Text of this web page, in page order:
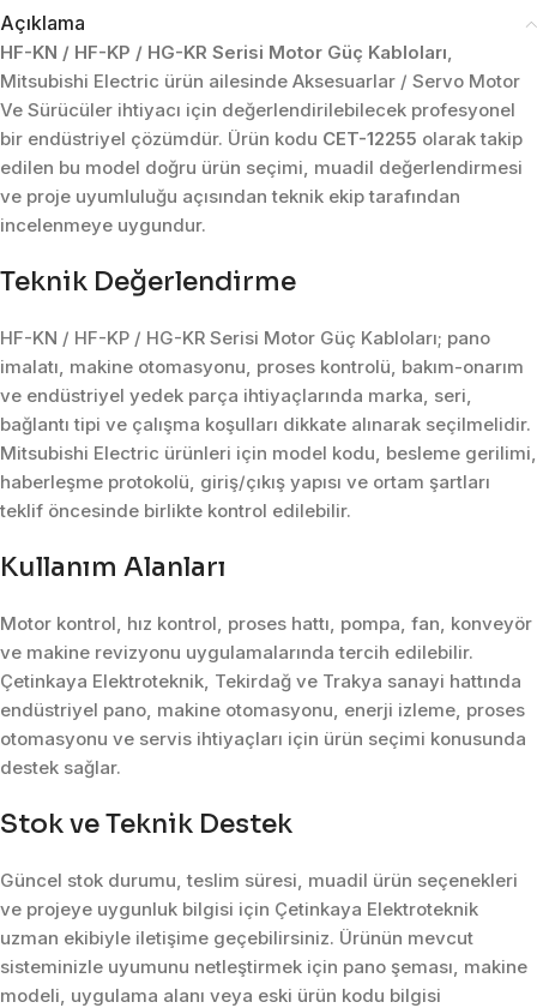
Açıklama
HF-KN / HF-KP / HG-KR Serisi Motor Güç Kabloları,
Mitsubishi Electric ürün ailesinde Aksesuarlar / Servo Motor
Ve Sürücüler ihtiyacı için değerlendirilebilecek profesyonel
bir endüstriyel çözümdür. Ürün kodu CET-12255 olarak takip
edilen bu model doğru ürün seçimi, muadil değerlendirmesi
ve proje uyumluluğu açısından teknik ekip tarafından
incelenmeye uygundur.
Teknik Değerlendirme
HF-KN / HF-KP / HG-KR Serisi Motor Güç Kabloları; pano
imalatı, makine otomasyonu, proses kontrolü, bakım-onarım
ve endüstriyel yedek parça ihtiyaçlarında marka, seri,
bağlantı tipi ve çalışma koşulları dikkate alınarak seçilmelidir.
Mitsubishi Electric ürünleri için model kodu, besleme gerilimi,
haberleşme protokolü, giriş/çıkış yapısı ve ortam şartları
teklif öncesinde birlikte kontrol edilebilir.
Kullanım Alanları
Motor kontrol, hız kontrol, proses hattı, pompa, fan, konveyör
ve makine revizyonu uygulamalarında tercih edilebilir.
Çetinkaya Elektroteknik, Tekirdağ ve Trakya sanayi hattında
endüstriyel pano, makine otomasyonu, enerji izleme, proses
otomasyonu ve servis ihtiyaçları için ürün seçimi konusunda
destek sağlar.
Stok ve Teknik Destek
Güncel stok durumu, teslim süresi, muadil ürün seçenekleri
ve projeye uygunluk bilgisi için Çetinkaya Elektroteknik
uzman ekibiyle iletişime geçebilirsiniz. Ürünün mevcut
sisteminizle uyumunu netleştirmek için pano şeması, makine
modeli, uygulama alanı veya eski ürün kodu bilgisi